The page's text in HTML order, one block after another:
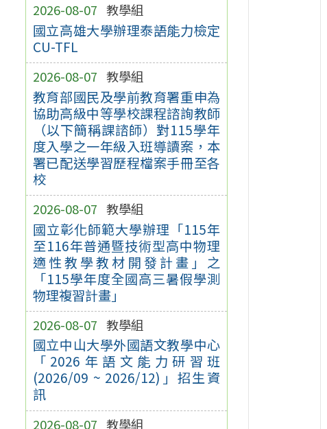
2026-08-07 教學組
國立高雄大學辦理泰語能力檢定
CU-TFL
2026-08-07 教學組
教育部國民及學前教育署重申為
協助高級中等學校課程諮詢教師
（以下簡稱課諮師）對115學年
度入學之一年級入班導讀案，本
署已配送學習歷程檔案手冊至各
校
2026-08-07 教學組
國立彰化師範大學辦理「115年
至116年普通暨技術型高中物理
適性教學教材開發計畫」之
「115學年度全國高三暑假學測
物理複習計畫」
2026-08-07 教學組
國立中山大學外國語文教學中心
「2026年語文能力研習班
(2026/09 ~ 2026/12)」招生資
訊
2026-08-07 教學組